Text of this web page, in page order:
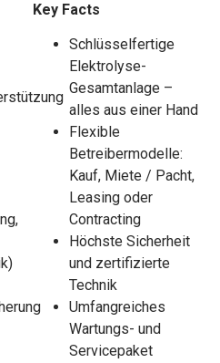
Key Facts
Schlüsselfertige
Elektrolyse-
Gesamtanlage –
alles aus einer Hand
Flexible
Betreibermodelle:
Kauf, Miete / Pacht,
Leasing oder
Contracting
Höchste Sicherheit
und zertifizierte
Technik
Umfangreiches
Wartungs- und
Servicepaket